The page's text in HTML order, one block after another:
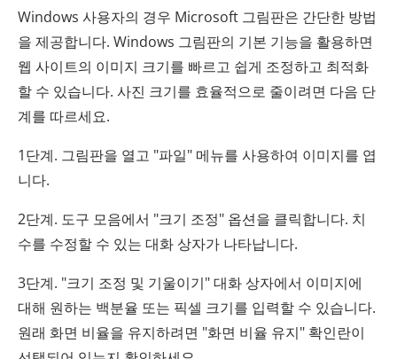
Windows 사용자의 경우 Microsoft 그림판은 간단한 방법
을 제공합니다. Windows 그림판의 기본 기능을 활용하면
웹 사이트의 이미지 크기를 빠르고 쉽게 조정하고 최적화
할 수 있습니다. 사진 크기를 효율적으로 줄이려면 다음 단
계를 따르세요.
1단계. 그림판을 열고 "파일" 메뉴를 사용하여 이미지를 엽
니다.
2단계. 도구 모음에서 "크기 조정" 옵션을 클릭합니다. 치
수를 수정할 수 있는 대화 상자가 나타납니다.
3단계. "크기 조정 및 기울이기" 대화 상자에서 이미지에
대해 원하는 백분율 또는 픽셀 크기를 입력할 수 있습니다.
원래 화면 비율을 유지하려면 "화면 비율 유지" 확인란이